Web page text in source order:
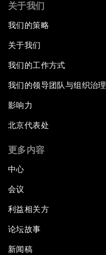
关于我们
我们的策略
关于我们
我们的工作方式
我们的领导团队与组织治理
影响力
北京代表处
更多内容
中心
会议
利益相关方
论坛故事
新闻稿